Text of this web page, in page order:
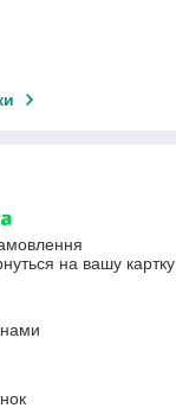
на вашу картку